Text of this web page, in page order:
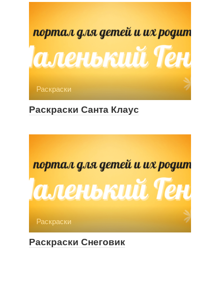
Раскраски
Раскраски Санта Клаус
Раскраски
Раскраски Снеговик